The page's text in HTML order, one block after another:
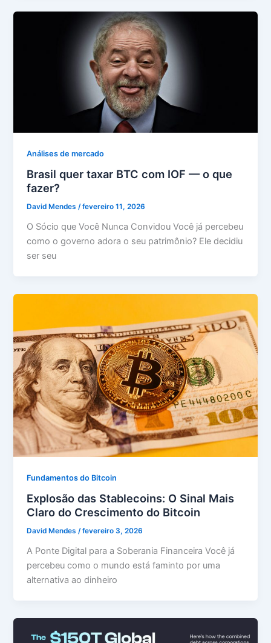
Análises de mercado
Brasil quer taxar BTC com IOF — o que
fazer?
David Mendes/fevereiro 11, 2026
O Sócio que Você Nunca Convidou Você já percebeu
como o governo adora o seu patrimônio? Ele decidiu
ser seu
Fundamentos do Bitcoin
Explosão das Stablecoins: O Sinal Mais
Claro do Crescimento do Bitcoin
David Mendes/fevereiro 3, 2026
A Ponte Digital para a Soberania Financeira Você já
percebeu como o mundo está faminto por uma
alternativa ao dinheiro